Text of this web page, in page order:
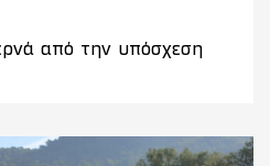
από την υπόσχεση